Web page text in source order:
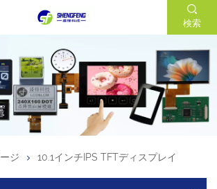
検索
ジ 10.1インチIPS TFTディスプレイ